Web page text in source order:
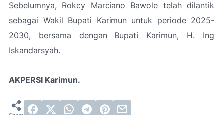
Sebelumnya, Rokcy Marciano Bawole telah dilantik
sebagai Wakil Bupati Karimun untuk periode 2025-
2030, bersama dengan Bupati Karimun, H. Ing
Iskandarsyah.
AKPERSI Karimun.